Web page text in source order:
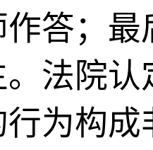
答；
法院
行为构